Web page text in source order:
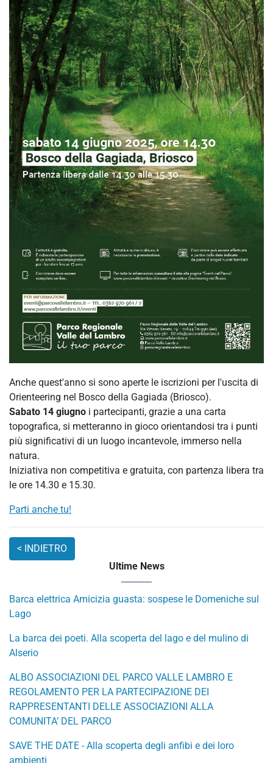
Anche quest'anno si sono aperte le iscrizioni per l'uscita di
Orienteering nel Bosco della Gagiada (Briosco).
Sabato 14 giugno i partecipanti, grazie a una carta
topografica, si metteranno in gioco orientandosi tra i punti
più significativi di un luogo incantevole, immerso nella
natura.
Iniziativa non competitiva e gratuita, con partenza libera tra
le ore 14.30 e 15.30.
Parti anche tu!
Ultime News
Barca elettrica Amicizia guasta: sospese le Domeniche sul
Lago
La barca dei poeti. Alla scoperta del lago e del mulino di
Alserio
ALBO ASSOCIAZIONI DEL PARCO VALLE LAMBRO E
REGOLAMENTO PER LA PARTECIPAZIONE DEI
RAPPRESENTANTI DELLE ASSOCIAZIONI ALLA
COMUNITA’ DEL PARCO
SAVE THE DATE - Alla scoperta degli anfibi e dei loro
ambienti